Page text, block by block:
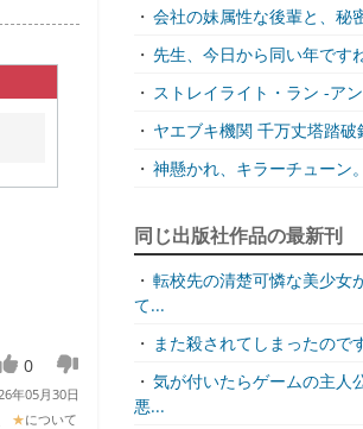
0
年05月30日
★について
・ 会社の妹属性な後輩と、秘
・ 先生、今日から同い年です
・ ストレイライト・ラン -ア
・ ヤエブキ機関 千万丈塔踏破
・ 神懸かれ、キラーチューン
同じ出版社作品の最新刊
・ 転校先の清楚可憐な美少女
て...
・ また殺されてしまったので
・ 気が付いたらゲームの主人
悪...